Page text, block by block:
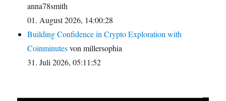
anna78smith
01. August 2026, 14:00:28
Building Confidence in Crypto Exploration with
Coinminutesvon millersophia
31. Juli 2026, 05:11:52